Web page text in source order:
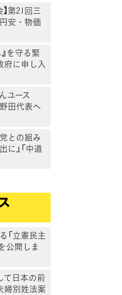
第21回三
安・物価
党は集中
』を守る緊
府に申し入
ユース
田代表へ
との組み
に」「中道
一歩」と
「立憲民主
公開しま
て日本の前
婦別姓法案